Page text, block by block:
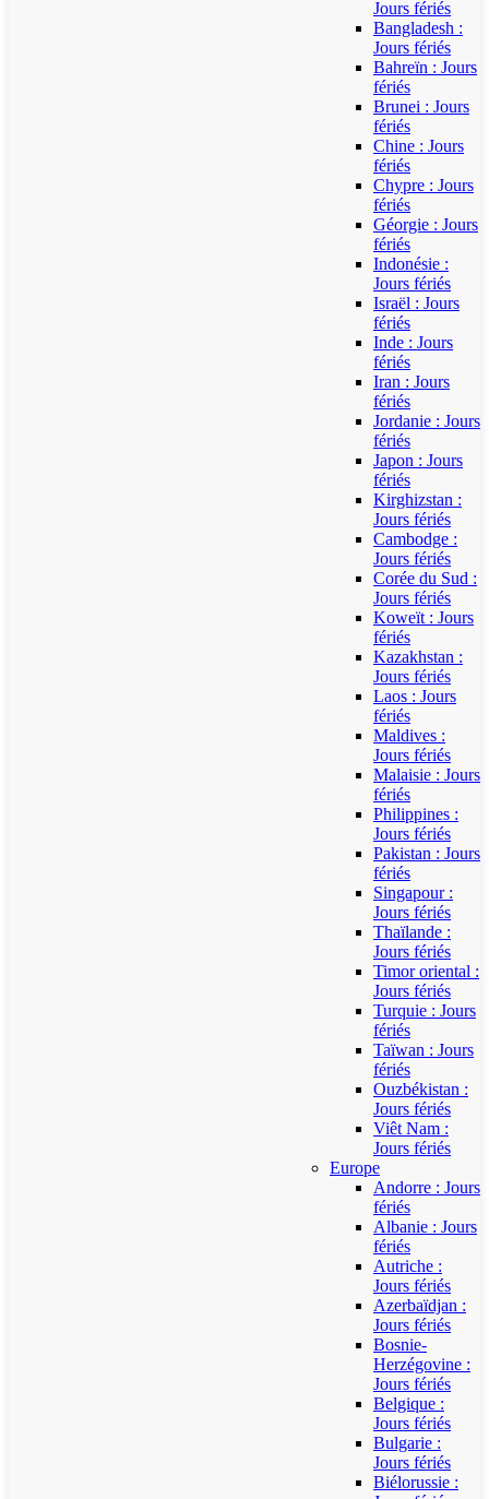
Jours fériés
Bangladesh :
Jours fériés
Bahreïn : Jours
fériés
Brunei : Jours
fériés
Chine : Jours
fériés
Chypre : Jours
fériés
Géorgie : Jours
fériés
Indonésie :
Jours fériés
Israël : Jours
fériés
Inde : Jours
fériés
Iran : Jours
fériés
Jordanie : Jours
fériés
Japon : Jours
fériés
Kirghizstan :
Jours fériés
Cambodge :
Jours fériés
Corée du Sud :
Jours fériés
Koweït : Jours
fériés
Kazakhstan :
Jours fériés
Laos : Jours
fériés
Maldives :
Jours fériés
Malaisie : Jours
fériés
Philippines :
Jours fériés
Pakistan : Jours
fériés
Singapour :
Jours fériés
Thaïlande :
Jours fériés
Timor oriental :
Jours fériés
Turquie : Jours
fériés
Taïwan : Jours
fériés
Ouzbékistan :
Jours fériés
Viêt Nam :
Jours fériés
Europe
Andorre : Jours
fériés
Albanie : Jours
fériés
Autriche :
Jours fériés
Azerbaïdjan :
Jours fériés
Bosnie-
Herzégovine :
Jours fériés
Belgique :
Jours fériés
Bulgarie :
Jours fériés
Biélorussie :